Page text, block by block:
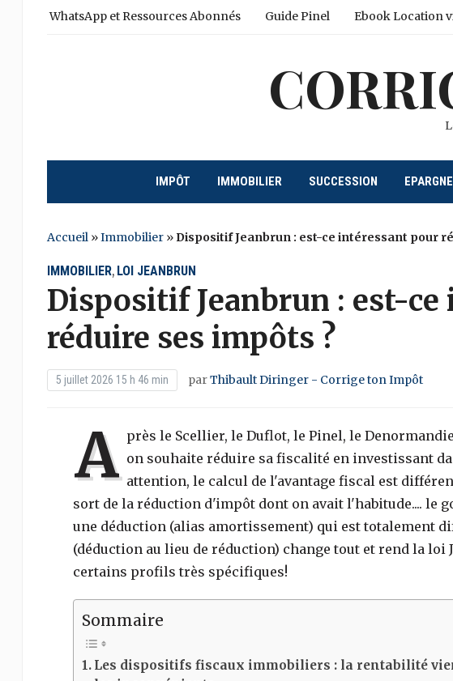
WhatsApp et Ressources Abonnés Guide Pinel Ebook Location
IMPÔT IMMOBILIER SUCCESSION EPARGNE
Accueil»Immobilier» Dispositif Jeanbrun : est-ce intéressant pour
IMMOBILIER, LOI JEANBRUN
Dispositif Jeanbrun : est-
réduire ses impôts ?
5 juillet 2026 15 h 46 min parThibault Diringer - Corrige ton Impôt
A près le Scellier, le Duflot, le Pinel, le
on souhaite réduire sa fiscalité en investissant
attention, le calcul de l'avantage fiscal est
sort de la réduction d'impôt dont on avait l'habitude.... le
une déduction (alias amortissement) qui est totalement
(déduction au lieu de réduction) change tout et rend la loi
certains profils très spécifiques!
Sommaire
Les dispositifs fiscaux immobiliers : la rentabilité